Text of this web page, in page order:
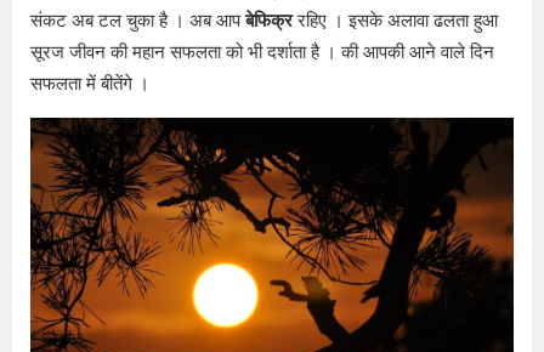
संकट अब टल चुका है । अब आपबेफिक्ररहिए । इसके अलावा ढलता हुआ
सूरज जीवन की महान सफलता को भी दर्शाता है । की आपकी आने वाले दिन
सफलता में बीतेंगे ।